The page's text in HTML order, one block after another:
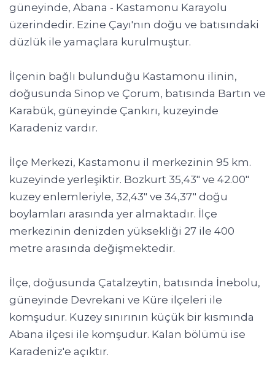
güneyinde, Abana - Kastamonu Karayolu
üzerindedir. Ezine Çayı'nın doğu ve batısındaki
düzlük ile yamaçlara kurulmuştur.
İlçenin bağlı bulunduğu Kastamonu ilinin,
doğusunda Sinop ve Çorum, batısında Bartın ve
Karabük, güneyinde Çankırı, kuzeyinde
Karadeniz vardır.
İlçe Merkezi, Kastamonu il merkezinin 95 km.
kuzeyinde yerleşiktir. Bozkurt 35,43" ve 42.00"
kuzey enlemleriyle, 32,43" ve 34,37" doğu
boylamları arasında yer almaktadır. İlçe
merkezinin denizden yüksekliği 27 ile 400
metre arasında değişmektedir.
İlçe, doğusunda Çatalzeytin, batısında İnebolu,
güneyinde Devrekani ve Küre ilçeleri ile
komşudur. Kuzey sınırının küçük bir kısmında
Abana ilçesi ile komşudur. Kalan bölümü ise
Karadeniz'e açıktır.